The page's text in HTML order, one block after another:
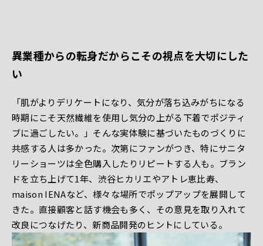
異業種からの転身だからこその視点を大切にした
い
「肌がよりデリケートになり、気分が落ち込みがちになる
時期にこそ天然繊維を使用し気分の上がる下着でポジティ
ブに過ごしたい。」そんな実体験に基づいたものづくりに
共感する人は多かった。次第にファンがつき、特にサニタ
リーショーツは全色購入したりリピートする人も。ブラン
ドを立ち上げて1年、渋谷ヒカリエやアトレ恵比寿、
maison IENAなど、様々な場所でポップアップを展開して
きた。直接顧客と話す機会も多く、その意見を取り入れて
改良につなげたり、新商品開発のヒントにしている。